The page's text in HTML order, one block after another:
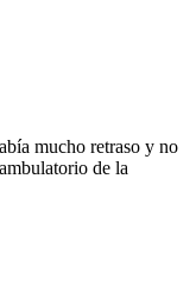
mucho retraso y no
de la